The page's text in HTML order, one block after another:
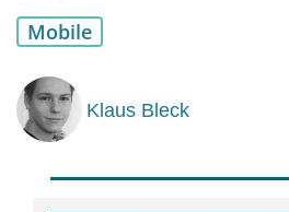
Mobile
Klaus Bleck